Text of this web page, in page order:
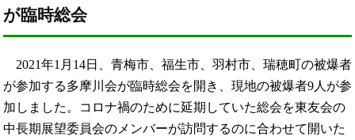
が臨時総会
2021年1月14日、青梅市、福生市、羽村市、瑞穂町の被爆者
が参加する多摩川会が臨時総会を開き、現地の被爆者9人が参
加しました。コロナ禍のために延期していた総会を東友会の
中長期展望委員会のメンバーが訪問するのに合わせて開いた